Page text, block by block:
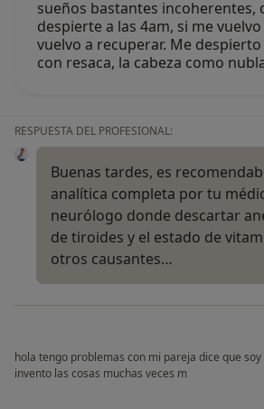
sueños bastantes incoherentes,
despierte a las 4am, si me
vuelvo a recuperar. Me
con resaca, la cabeza como
RESPUESTA DEL PROFESIONAL:
Buenas tardes, es
analítica completa por tu
neurólogo donde descartar
de tiroides y el estado de
otros causantes…
hola tengo problemas con mi pareja dice que
invento las cosas muchas veces m